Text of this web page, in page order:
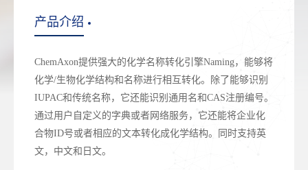
产品介绍
ChemAxon提供强大的化学名称转化引擎Naming，能够将
化学/生物化学结构和名称进行相互转化。除了能够识别
IUPAC和传统名称，它还能识别通用名和CAS注册编号。
通过用户自定义的字典或者网络服务，它还能将企业化
合物ID号或者相应的文本转化成化学结构。同时支持英
文，中文和日文。